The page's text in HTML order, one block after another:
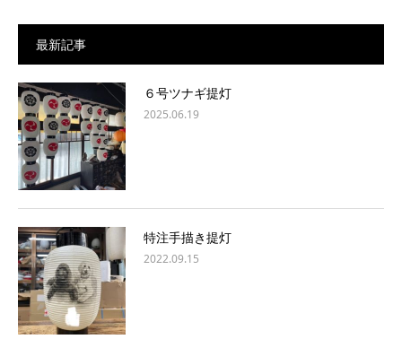
最新記事
６号ツナギ提灯
2025.06.19
特注手描き提灯
2022.09.15